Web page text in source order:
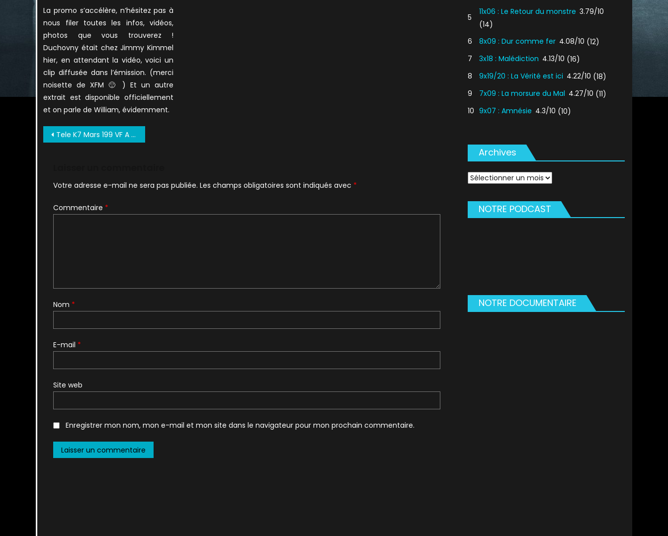
La promo s’accélère, n’hésitez pas à
nous filer toutes les infos, vidéos,
photos que vous trouverez !
Duchovny était chez Jimmy Kimmel
hier, en attendant la vidéo, voici un
clip diffusée dans l’émission. (merci
noisette de XFM 🙂 ) Et un autre
extrait est disponible officiellement
et on parle de William, évidemment.
Navigation
Tele K7 Mars 199 VF A Verifier (2)
Votre adresse e-mail ne sera pas publiée. Les champs obligatoires sont indiqués avec *
Commentaire *
Nom *
E-mail *
Site web
Enregistrer mon nom, mon e-mail et mon site dans le navigateur pour mon prochain commentaire.
5
11x06 : Le Retour du monstre 3.79/10
(14)
6
8x09 : Dur comme fer 4.08/10 (12)
7
3x18 : Malédiction 4.13/10 (16)
8
9x19/20 : La Vérité est ici 4.22/10 (18)
9
7x09 : La morsure du Mal 4.27/10 (11)
10 9x07 : Amnésie 4.3/10 (10)
Archives
Archives
NOTRE PODCAST
NOTRE DOCUMENTAIRE